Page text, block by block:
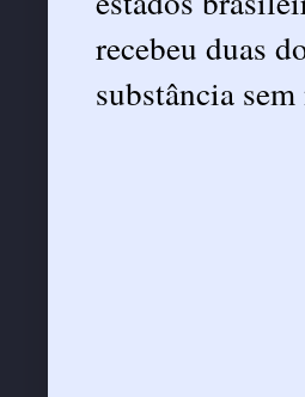
recebeu duas
substância